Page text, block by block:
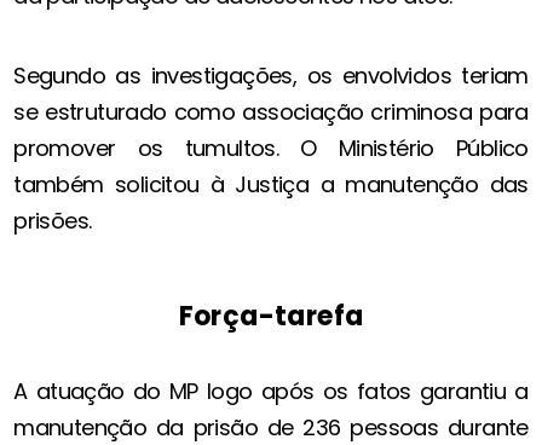
Segundo as investigações, os envolvidos teriam
se estruturado como associação criminosa para
promover os tumultos. O Ministério Público
também solicitou à Justiça a manutenção das
prisões.
Força-tarefa
A atuação do MP logo após os fatos garantiu a
manutenção da prisão de 236 pessoas durante